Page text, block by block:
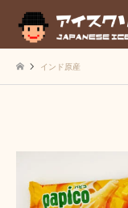
インド原産